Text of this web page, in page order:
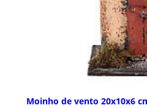
Moinho de vento 20x10x6